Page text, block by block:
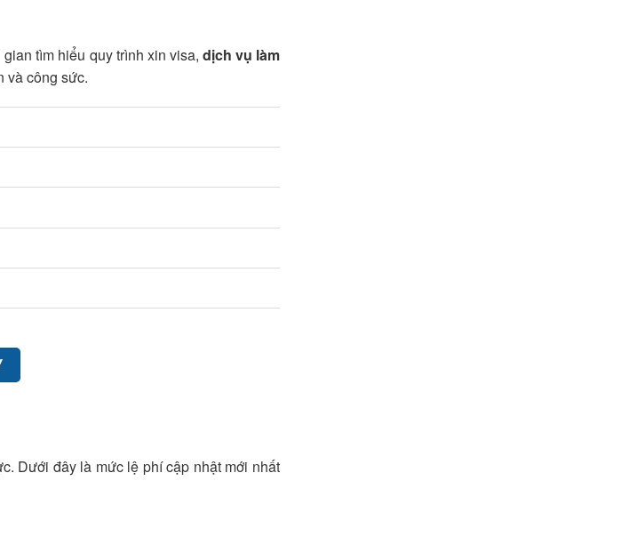
tìm hiểu quy trình xin visa, dịch vụ làm
và công sức.
Dưới đây là mức lệ phí cập nhật mới nhất